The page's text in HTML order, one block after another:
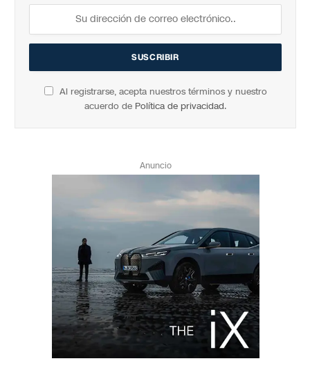
Al registrarse, acepta nuestros términos y nuestro
acuerdo de Política de privacidad.
Anuncio